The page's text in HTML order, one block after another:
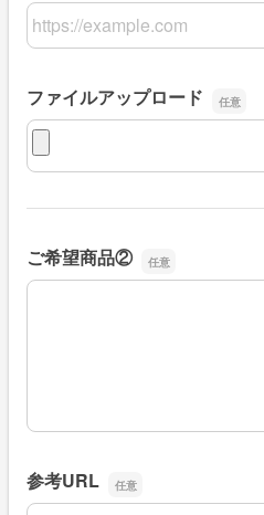
参考URL
ファイルアップロード
ファイルアップロード
ご希望商品②
ご希望商品②
参考URL